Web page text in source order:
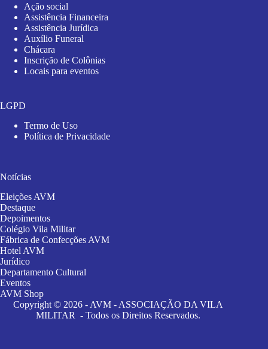
Ação social
Assistência Financeira
Assistência Jurídica
Auxílio Funeral
Chácara
Inscrição de Colônias
Locais para eventos
LGPD
Termo de Uso
Política de Privacidade
Notícias
Eleições AVM
Destaque
Depoimentos
Colégio Vila Militar
Fábrica de Confecções AVM
Hotel AVM
Jurídico
Departamento Cultural
Eventos
AVM Shop
Copyright © 2026 - AVM - ASSOCIAÇÃO DA VILA
MILITAR - Todos os Direitos Reservados.